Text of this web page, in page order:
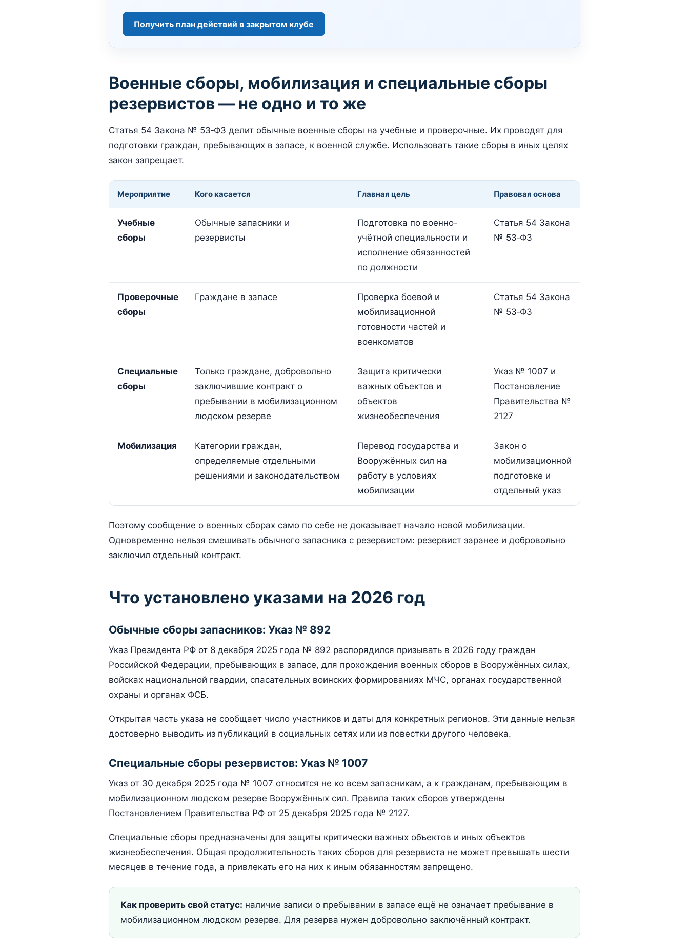
Получить план действий в закрытом клубе
Военные сборы, мобилизация и специальные сборы
резервистов — не одно и то же
Статья 54 Закона № 53‑ФЗ делит обычные военные сборы на учебные и проверочные. Их проводят для
подготовки граждан, пребывающих в запасе, к военной службе. Использовать такие сборы в иных целях
закон запрещает.
Мероприятие Кого касается Главная цель Правовая основа
Учебные
сборы
Обычные запасники и
резервисты
Подготовка по военно-
учётной специальности и
исполнение обязанностей
по должности
Статья 54 Закона
№ 53‑ФЗ
Проверочные
сборы
Граждане в запасе
Проверка боевой и
мобилизационной
готовности частей и
военкоматов
Статья 54 Закона
№ 53‑ФЗ
Специальные
сборы
Только граждане, добровольно
заключившие контракт о
пребывании в мобилизационном
людском резерве
Защита критически
важных объектов и
объектов
жизнеобеспечения
Указ № 1007 и
Постановление
Правительства №
2127
Мобилизация
Категории граждан,
определяемые отдельными
решениями и законодательством
Перевод государства и
Вооружённых сил на
работу в условиях
мобилизации
Закон о
мобилизационной
подготовке и
отдельный указ
Поэтому сообщение о военных сборах само по себе не доказывает начало новой мобилизации.
Одновременно нельзя смешивать обычного запасника с резервистом: резервист заранее и добровольно
заключил отдельный контракт.
Что установлено указами на 2026 год
Обычные сборы запасников: Указ № 892
Указ Президента РФ от 8 декабря 2025 года № 892 распорядился призывать в 2026 году граждан
Российской Федерации, пребывающих в запасе, для прохождения военных сборов в Вооружённых силах,
войсках национальной гвардии, спасательных воинских формированиях МЧС, органах государственной
охраны и органах ФСБ.
Открытая часть указа не сообщает число участников и даты для конкретных регионов. Эти данные нельзя
достоверно выводить из публикаций в социальных сетях или из повестки другого человека.
Специальные сборы резервистов: Указ № 1007
Указ от 30 декабря 2025 года № 1007 относится не ко всем запасникам, а к гражданам, пребывающим в
мобилизационном людском резерве Вооружённых сил. Правила таких сборов утверждены
Постановлением Правительства РФ от 25 декабря 2025 года № 2127.
Специальные сборы предназначены для защиты критически важных объектов и иных объектов
жизнеобеспечения. Общая продолжительность таких сборов для резервиста не может превышать шести
месяцев в течение года, а привлекать его на них к иным обязанностям запрещено.
Как проверить свой статус: наличие записи о пребывании в запасе ещё не означает пребывание в
мобилизационном людском резерве. Для резерва нужен добровольно заключённый контракт.